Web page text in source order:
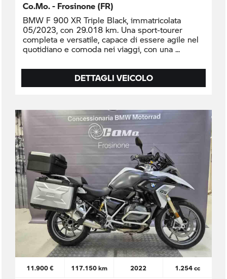
Co.Mo. - Frosinone (FR)
BMW F 900 XR Triple Black, immatricolata
05/2023, con 29.018 km. Una sport-tourer
completa e versatile, capace di essere agile nel
quotidiano e comoda nei viaggi, con una
DETTAGLI VEICOLO
11.900 € 117.150 km 2022 1.254 cc